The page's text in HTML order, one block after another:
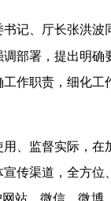
记、厅长张洪
部署，提出明确
作职责，细化工
、监督实际，在
传渠道，全方位